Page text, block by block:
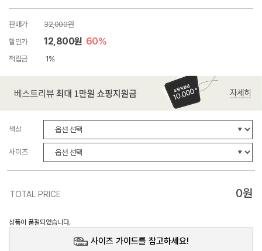
판매가
32,000원
할인가
12,800원 60%
적립금 1%
색상
사이즈
TOTAL PRICE 0원
상품이 품절되었습니다.
사이즈 가이드를 참고하세요!